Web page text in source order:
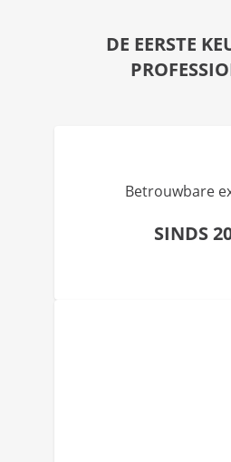
DE EERSTE
Betrouwbare
SINDS